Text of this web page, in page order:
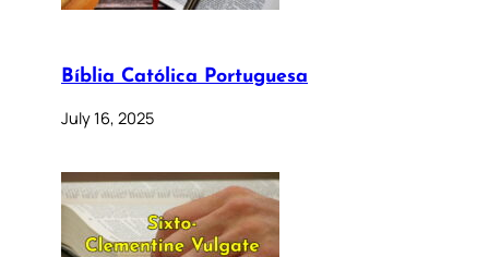
Bíblia Católica Portuguesa
July 16, 2025